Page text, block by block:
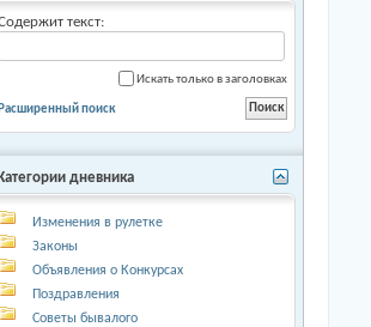
текст:
Искать только в заголовках
Расширенный поиск
Категории дневника
Изменения в рулетке
Законы
Объявления о Конкурсах
Поздравления
Советы бывалого